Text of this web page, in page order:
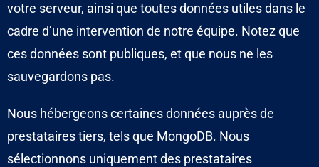
votre serveur, ainsi que toutes données utiles dans le
cadre d’une intervention de notre équipe. Notez que
ces données sont publiques, et que nous ne les
sauvegardons pas.
Nous hébergeons certaines données auprès de
prestataires tiers, tels que MongoDB. Nous
sélectionnons uniquement des prestataires